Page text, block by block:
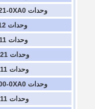
وحدات PLC 6ES7223-1BL21-0XA0
وحدات PLC 6ES5450-8FA12
وحدات PLC 6ES5541-8AA11
وحدات PLC 6ES5521-8MA21
وحدات PLC 6ES5453-8MA11
وحدات PLC 6ES7291-3BX00-0XA0
وحدات PLC 6ES5451-8MR11